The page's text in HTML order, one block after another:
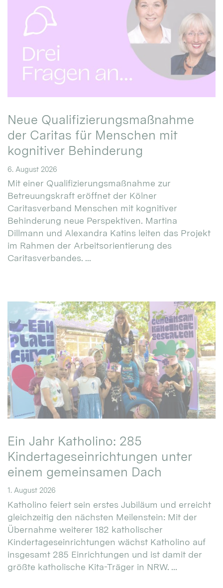
Neue Qualifizierungsmaßnahme
der Caritas für Menschen mit
kognitiver Behinderung
6. August 2026
Mit einer Qualifizierungsmaßnahme zur
Betreuungskraft eröffnet der Kölner
Caritasverband Menschen mit kognitiver
Behinderung neue Perspektiven. Martina
Dillmann und Alexandra Katins leiten das Projekt
im Rahmen der Arbeitsorientierung des
Caritasverbandes. ...
Ein Jahr Katholino: 285
Kindertageseinrichtungen unter
einem gemeinsamen Dach
1. August 2026
Katholino feiert sein erstes Jubiläum und erreicht
gleichzeitig den nächsten Meilenstein: Mit der
Übernahme weiterer 182 katholischer
Kindertageseinrichtungen wächst Katholino auf
insgesamt 285 Einrichtungen und ist damit der
größte katholische Kita-Träger in NRW. ...